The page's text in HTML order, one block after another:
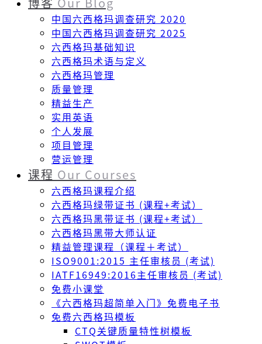
中国六西格玛调查研究 2020
中国六西格玛调查研究 2025
六西格玛基础知识
六西格玛术语与定义
六西格玛管理
质量管理
精益生产
实用英语
个人发展
项目管理
营运管理
课程 Our Courses
六西格玛课程介绍
六西格玛绿带证书 (课程+考试）
六西格玛黑带证书 (课程+考试）
六西格玛黑带大师认证
精益管理课程（课程＋考试）
ISO9001:2015 主任审核员 (考试)
IATF16949:2016主任审核员 (考试)
免费小课堂
《六西格玛超简单入门》免费电子书
免费六西格玛模板
CTQ关键质量特性树模板